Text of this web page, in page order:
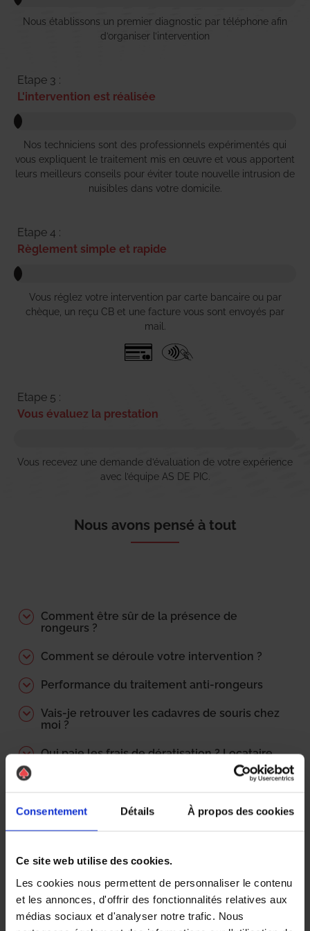
Consentement Détails À propos des cookies
Ce site web utilise des cookies.
Les cookies nous permettent de personnaliser le contenu
et les annonces, d'offrir des fonctionnalités relatives aux
médias sociaux et d'analyser notre trafic. Nous
Nous établissons un premier diagnostic par téléphone afin
d’organiser l’intervention
Etape 3 :
L'intervention est réalisée
Nos techniciens sont des professionnels expérimentés qui
vous expliquent le traitement mis en œuvre et vous apportent
leurs meilleurs conseils pour éviter toute nouvelle intrusion de
nuisibles dans votre domicile.
Etape 4 :
Règlement simple et rapide
Vous réglez votre intervention par carte bancaire ou par
chèque, un reçu CB et une facture vous sont envoyés par
mail.
Etape 5 :
Vous évaluez la prestation
Vous recevez une demande d’évaluation de votre expérience
avec l’équipe AS DE PIC.
Nous avons pensé à tout
Comment être sûr de la présence de
rongeurs ?
Comment se déroule votre intervention ?
Performance du traitement anti-rongeurs
Vais-je retrouver les cadavres de souris chez
moi ?
Qui paie les frais de dératisation ? Locataire
Comment est déterminé le tarif de la
prestation ?
Quels sont les délais d’intervention ?